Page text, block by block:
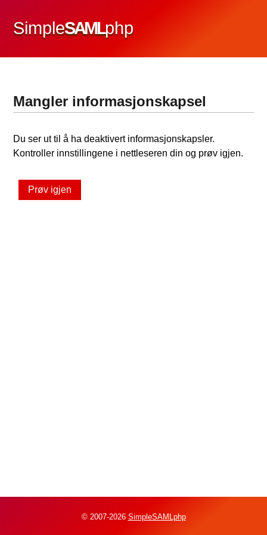
SimpleSAMLphp
Mangler informasjonskapsel
Du ser ut til å ha deaktivert informasjonskapsler.
Kontroller innstillingene i nettleseren din og prøv igjen.
Prøv igjen
© 2007-2026 SimpleSAMLphp